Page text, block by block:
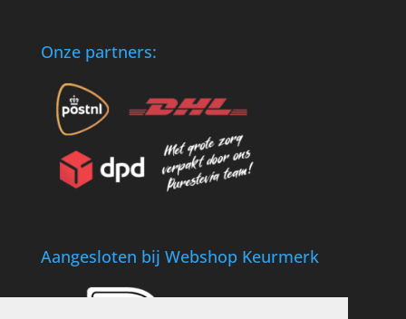
Onze partners:
Aangesloten bij Webshop Keurmerk